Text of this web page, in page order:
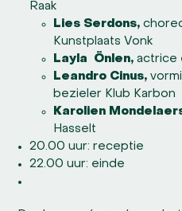
Raak
Lies Serdons,
Kunstplaats Vonk
Layla Önlen, actrice
Leandro Cinus,
bezieler Klub Karbon
Karolien
Hasselt
20.00 uur: receptie
22.00 uur: einde